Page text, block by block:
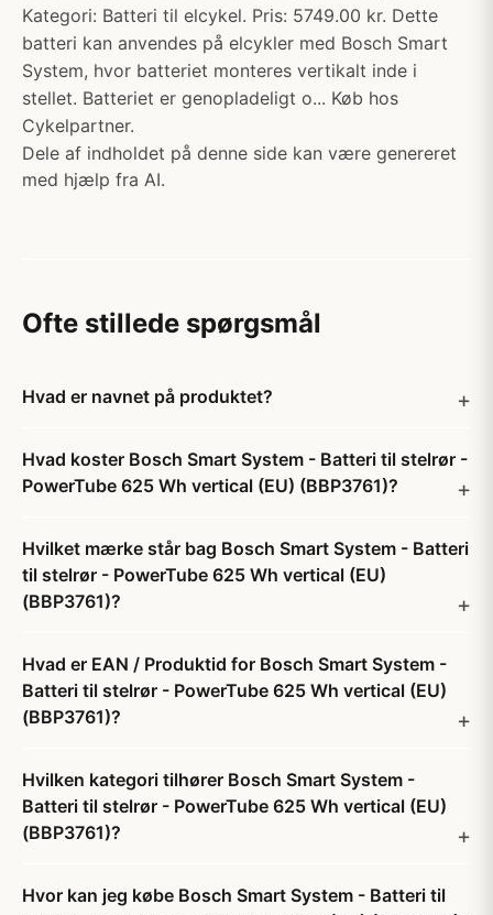
Kategori: Batteri til elcykel. Pris: 5749.00 kr. Dette
batteri kan anvendes på elcykler med Bosch Smart
System, hvor batteriet monteres vertikalt inde i
stellet. Batteriet er genopladeligt o... Køb hos
Cykelpartner.
Dele af indholdet på denne side kan være genereret
med hjælp fra AI.
Ofte stillede spørgsmål
Hvad er navnet på produktet?
Hvad koster Bosch Smart System - Batteri til stelrør -
PowerTube 625 Wh vertical (EU) (BBP3761)?
Hvilket mærke står bag Bosch Smart System - Batteri
til stelrør - PowerTube 625 Wh vertical (EU)
(BBP3761)?
Hvad er EAN / Produktid for Bosch Smart System -
Batteri til stelrør - PowerTube 625 Wh vertical (EU)
(BBP3761)?
Hvilken kategori tilhører Bosch Smart System -
Batteri til stelrør - PowerTube 625 Wh vertical (EU)
(BBP3761)?
Hvor kan jeg købe Bosch Smart System - Batteri til